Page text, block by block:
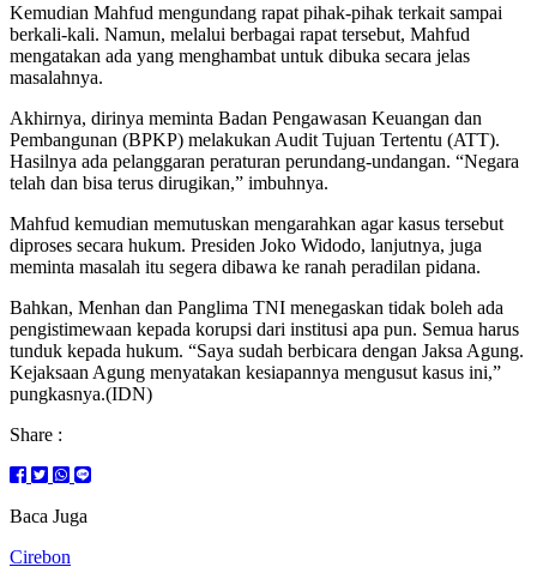
Kemudian Mahfud mengundang rapat pihak-pihak terkait sampai
berkali-kali. Namun, melalui berbagai rapat tersebut, Mahfud
mengatakan ada yang menghambat untuk dibuka secara jelas
masalahnya.
Akhirnya, dirinya meminta Badan Pengawasan Keuangan dan
Pembangunan (BPKP) melakukan Audit Tujuan Tertentu (ATT).
Hasilnya ada pelanggaran peraturan perundang-undangan. “Negara
telah dan bisa terus dirugikan,” imbuhnya.
Mahfud kemudian memutuskan mengarahkan agar kasus tersebut
diproses secara hukum. Presiden Joko Widodo, lanjutnya, juga
meminta masalah itu segera dibawa ke ranah peradilan pidana.
Bahkan, Menhan dan Panglima TNI menegaskan tidak boleh ada
pengistimewaan kepada korupsi dari institusi apa pun. Semua harus
tunduk kepada hukum. “Saya sudah berbicara dengan Jaksa Agung.
Kejaksaan Agung menyatakan kesiapannya mengusut kasus ini,”
pungkasnya.(IDN)
Share :
Baca Juga
Cirebon